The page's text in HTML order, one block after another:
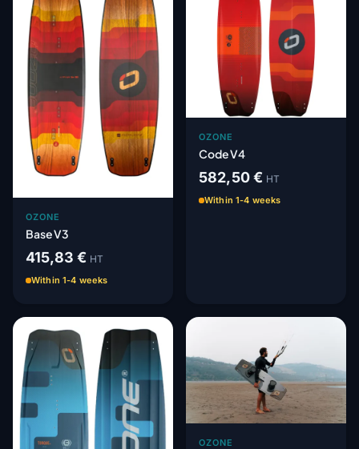
OZONE
Base V3
415,83 € HT
Within 1-4 weeks
OZONE
Code V4
582,50 € HT
Within 1-4 weeks
OZONE